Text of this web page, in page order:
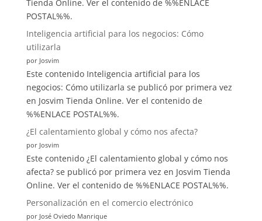
IA
en
la
diaria:
Transformando
nuestro
mundo
Tienda Online. Ver el contenido de %%ENLACE
POSTAL%%.
Inteligencia artificial para los negocios: Cómo
utilizarla
por Josvim
Este contenido Inteligencia artificial para los
negocios: Cómo utilizarla se publicó por primera vez
en Josvim Tienda Online. Ver el contenido de
%%ENLACE POSTAL%%.
¿El calentamiento global y cómo nos afecta?
por Josvim
Este contenido ¿El calentamiento global y cómo nos
afecta? se publicó por primera vez en Josvim Tienda
Online. Ver el contenido de %%ENLACE POSTAL%%.
Personalización en el comercio electrónico
por José Oviedo Manrique